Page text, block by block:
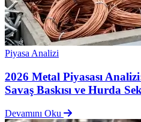
Piyasa Analizi
2026 Metal Piyasası
Savaş Baskısı ve Hurda
Devamını Oku